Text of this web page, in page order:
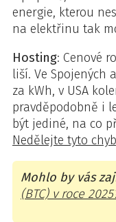
energie, kterou
na elektřinu tak
Hosting: Cenové
liší. Ve Spojených
za kWh, v USA
pravděpodobně i
být jediné, na co
Nedělejte tyto
Mohlo by vás
(BTC) v roce